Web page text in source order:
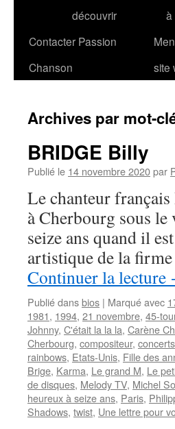
découvrir
à
Contacter Passion
Chanson
site
Archives par mot-
BRIDGE Billy
Publié le 14 novembre 2020par
Le chanteur
à Cherbourg sous
seize ans quand il
artistique de la
Continuer la lecture
Publié dansbios | Marqué avec
1981, 1994, 21 novembre, 45-
Johnny, C'était la la la, Carène
Cherbourg, compositeur, concerts
rainbows, Etats-Unis, Fille des
Brige, Karma, Le grand M, Le
de disques, Melody TV, Michel
heureux à seize ans, Paris,
Shadows, twist, Une lettre pour